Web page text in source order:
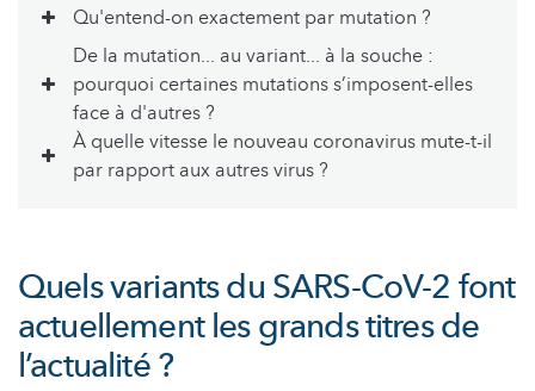
Qu'entend-on exactement par mutation ?
De la mutation... au variant... à la souche :
pourquoi certaines mutations s’imposent-elles
face à d'autres ?
À quelle vitesse le nouveau coronavirus mute-t-il
par rapport aux autres virus ?
Quels variants du SARS-CoV-2 font
actuellement les grands titres de
l’actualité ?